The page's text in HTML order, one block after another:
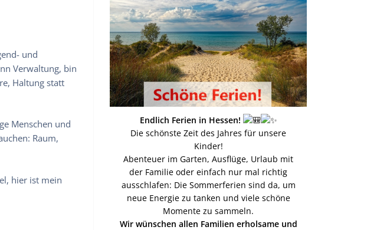
und
Verwaltung, bin
Haltung statt
Menschen und
Raum,
hier ist mein
Endlich Ferien in Hessen!
Die schönste Zeit des Jahres für unsere
Kinder!
Abenteuer im Garten, Ausflüge, Urlaub mit
der Familie oder einfach nur mal richtig
ausschlafen: Die Sommerferien sind da, um
neue Energie zu tanken und viele schöne
Momente zu sammeln.
Wir wünschen allen Familien erholsame und